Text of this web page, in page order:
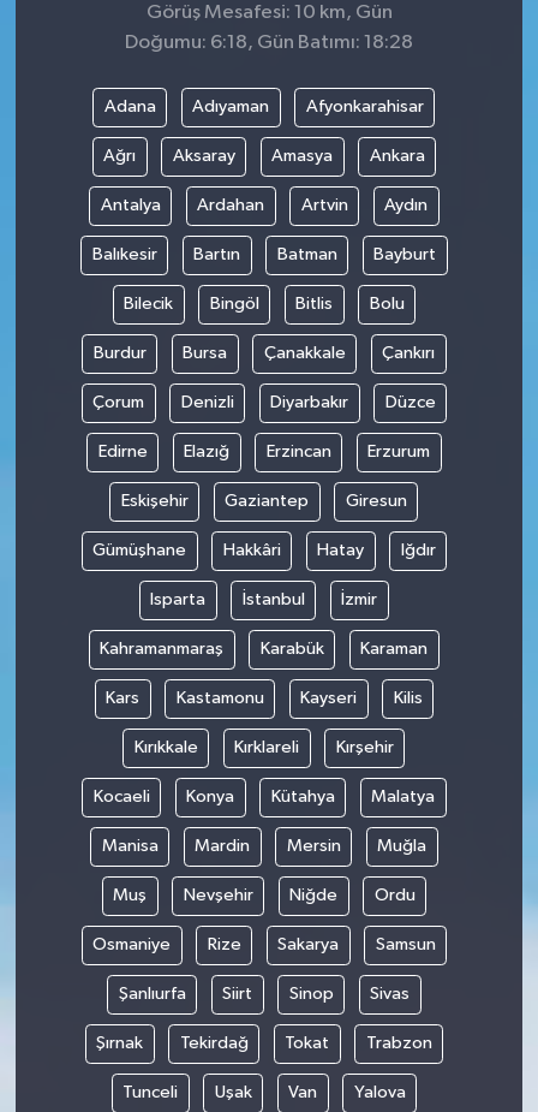
Görüş Mesafesi: 10 km, Gün
Doğumu: 6:18, Gün Batımı: 18:28
Adana Adıyaman Afyonkarahisar
Ağrı Aksaray Amasya Ankara
Antalya Ardahan Artvin Aydın
Balıkesir Bartın Batman Bayburt
Bilecik Bingöl Bitlis Bolu
Burdur Bursa Çanakkale Çankırı
Çorum Denizli Diyarbakır Düzce
Edirne Elazığ Erzincan Erzurum
Eskişehir Gaziantep Giresun
Gümüşhane Hakkâri Hatay Iğdır
Isparta İstanbul İzmir
Kahramanmaraş Karabük Karaman
Kars Kastamonu Kayseri Kilis
Kırıkkale Kırklareli Kırşehir
Kocaeli Konya Kütahya Malatya
Manisa Mardin Mersin Muğla
Muş Nevşehir Niğde Ordu
Osmaniye Rize Sakarya Samsun
Şanlıurfa Siirt Sinop Sivas
Şırnak Tekirdağ Tokat Trabzon
Tunceli Uşak Van Yalova